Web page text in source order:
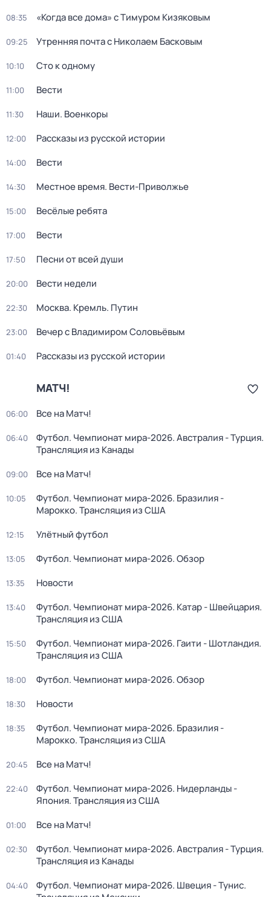
08:35 «Когда все дома» с Тимуром Кизяковым
09:25 Утренняя почта с Николаем Басковым
10:10 Сто к одному
11:00 Вести
11:30 Наши. Военкоры
12:00 Рассказы из русской истории
14:00 Вести
14:30 Местное время. Вести-Приволжье
15:00 Весёлые ребята
17:00 Вести
17:50 Песни от всей души
20:00 Вести недели
22:30 Москва. Кремль. Путин
23:00 Вечер с Владимиром Соловьёвым
01:40 Рассказы из русской истории
МАТЧ!
06:00 Все на Матч!
06:40
Футбол. Чемпионат мира-2026. Австралия - Турция.
Трансляция из Канады
09:00 Все на Матч!
10:05
Футбол. Чемпионат мира-2026. Бразилия -
Марокко. Трансляция из США
12:15 Улётный футбол
13:05 Футбол. Чемпионат мира-2026. Обзор
13:35 Новости
13:40
Футбол. Чемпионат мира-2026. Катар - Швейцария.
Трансляция из США
15:50
Футбол. Чемпионат мира-2026. Гаити - Шотландия.
Трансляция из США
18:00 Футбол. Чемпионат мира-2026. Обзор
18:30 Новости
18:35
Футбол. Чемпионат мира-2026. Бразилия -
Марокко. Трансляция из США
20:45 Все на Матч!
22:40
Футбол. Чемпионат мира-2026. Нидерланды -
Япония. Трансляция из США
01:00 Все на Матч!
02:30
Футбол. Чемпионат мира-2026. Австралия - Турция.
Трансляция из Канады
04:40
Футбол. Чемпионат мира-2026. Швеция - Тунис.